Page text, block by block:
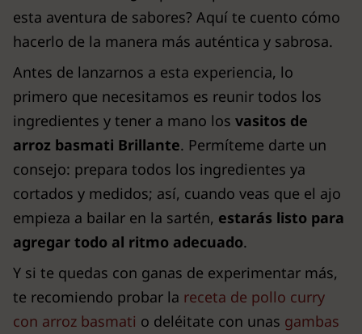
esta aventura de sabores? Aquí te cuento cómo
hacerlo de la manera más auténtica y sabrosa.
Antes de lanzarnos a esta experiencia, lo
primero que necesitamos es reunir todos los
ingredientes y tener a mano los vasitos de
arroz basmati Brillante. Permíteme darte un
consejo: prepara todos los ingredientes ya
cortados y medidos; así, cuando veas que el ajo
empieza a bailar en la sartén, estarás listo para
agregar todo al ritmo adecuado.
Y si te quedas con ganas de experimentar más,
te recomiendo probar la receta de pollo curry
con arroz basmati o deléitate con unas gambas